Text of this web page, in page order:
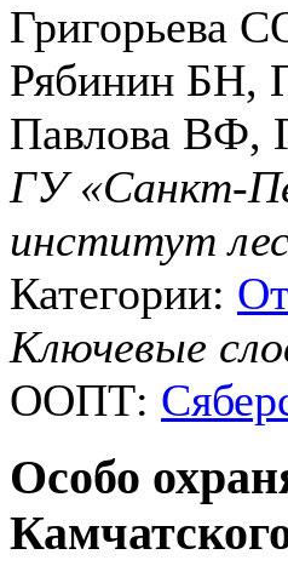
Григорьева
Рябинин БН,
Павлова ВФ,
ГУ «Санкт-
институт
Категории:
Ключевые
ООПТ:
Особо